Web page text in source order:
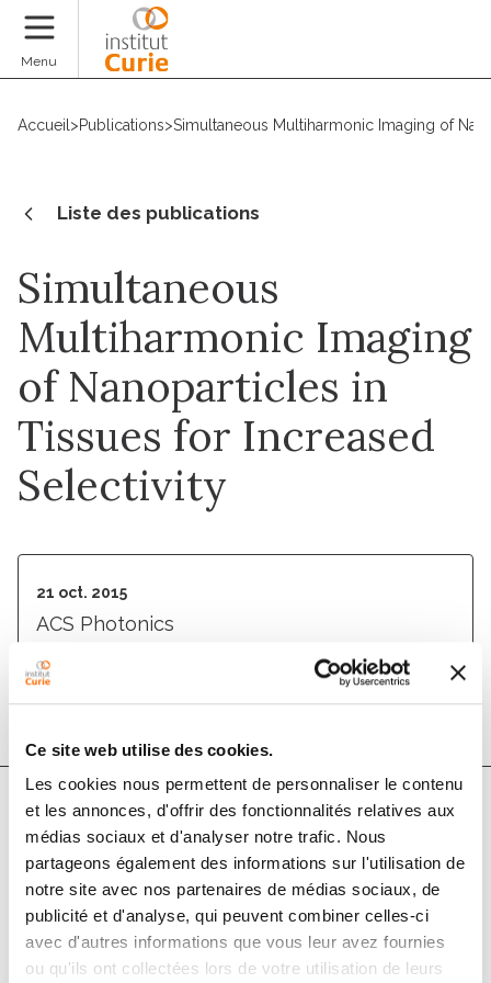
Ce site web utilise des cookies.
Les cookies nous permettent de personnaliser le contenu
et les annonces, d'offrir des fonctionnalités relatives aux
médias sociaux et d'analyser notre trafic. Nous
partageons également des informations sur l'utilisation de
notre site avec nos partenaires de médias sociaux, de
publicité et d'analyse, qui peuvent combiner celles-ci
avec d'autres informations que vous leur avez fournies
ou qu'ils ont collectées lors de votre utilisation de leurs
Menu
Accueil >Publications>Simultaneous Multiharmonic Imaging of
Liste des publications
Simultaneous
Multiharmonic Imaging
of Nanoparticles in
Tissues for Increased
Selectivity
21 oct. 2015
ACS Photonics
DOI : 10.1021/acsphotonics.5b00289
Auteurs
Andrii Rogov, Marie Irondelle, Fernanda Ramos
Gomes, Julia Bode, Davide Staedler, Solène
Passemard, Sébastien Courvoisier, Yasuaki Yamamoto,